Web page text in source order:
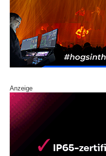
Anzeige